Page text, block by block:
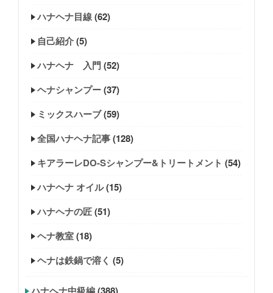
ハナヘナ目線(62)
自己紹介(5)
ハナヘナ 入門(52)
ヘナシャンプー(37)
ミックスハーブ(59)
全国ハナヘナ記事(128)
キアラーレDO-Sシャンプー&トリートメント (54)
ハナヘナ オイル(15)
ハナヘナの匠(51)
ヘナ教室(18)
ヘナは鉄鍋で溶く (5)